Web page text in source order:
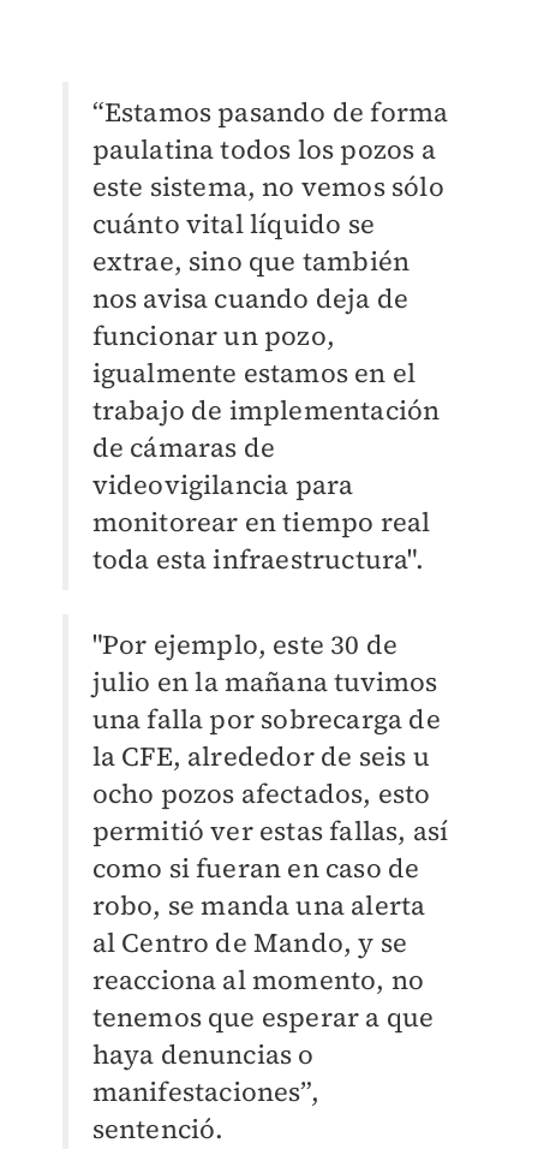
“Estamos pasando de forma
paulatina todos los pozos a
este sistema, no vemos sólo
cuánto vital líquido se
extrae, sino que también
nos avisa cuando deja de
funcionar un pozo,
igualmente estamos en el
trabajo de implementación
de cámaras de
videovigilancia para
monitorear en tiempo real
toda esta infraestructura".
"Por ejemplo, este 30 de
julio en la mañana tuvimos
una falla por sobrecarga de
la CFE, alrededor de seis u
ocho pozos afectados, esto
permitió ver estas fallas, así
como si fueran en caso de
robo, se manda una alerta
al Centro de Mando, y se
reacciona al momento, no
tenemos que esperar a que
haya denuncias o
manifestaciones”,
sentenció.